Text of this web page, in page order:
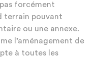
forcément
terrain pouvant
ou une annexe.
l’aménagement de
à toutes les